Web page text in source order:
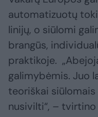
automatizuotų
linijų, o siūlomi
brangūs,
praktikoje.
galimybėmis. Juo
teoriškai
nusivilti“, – tvirtino